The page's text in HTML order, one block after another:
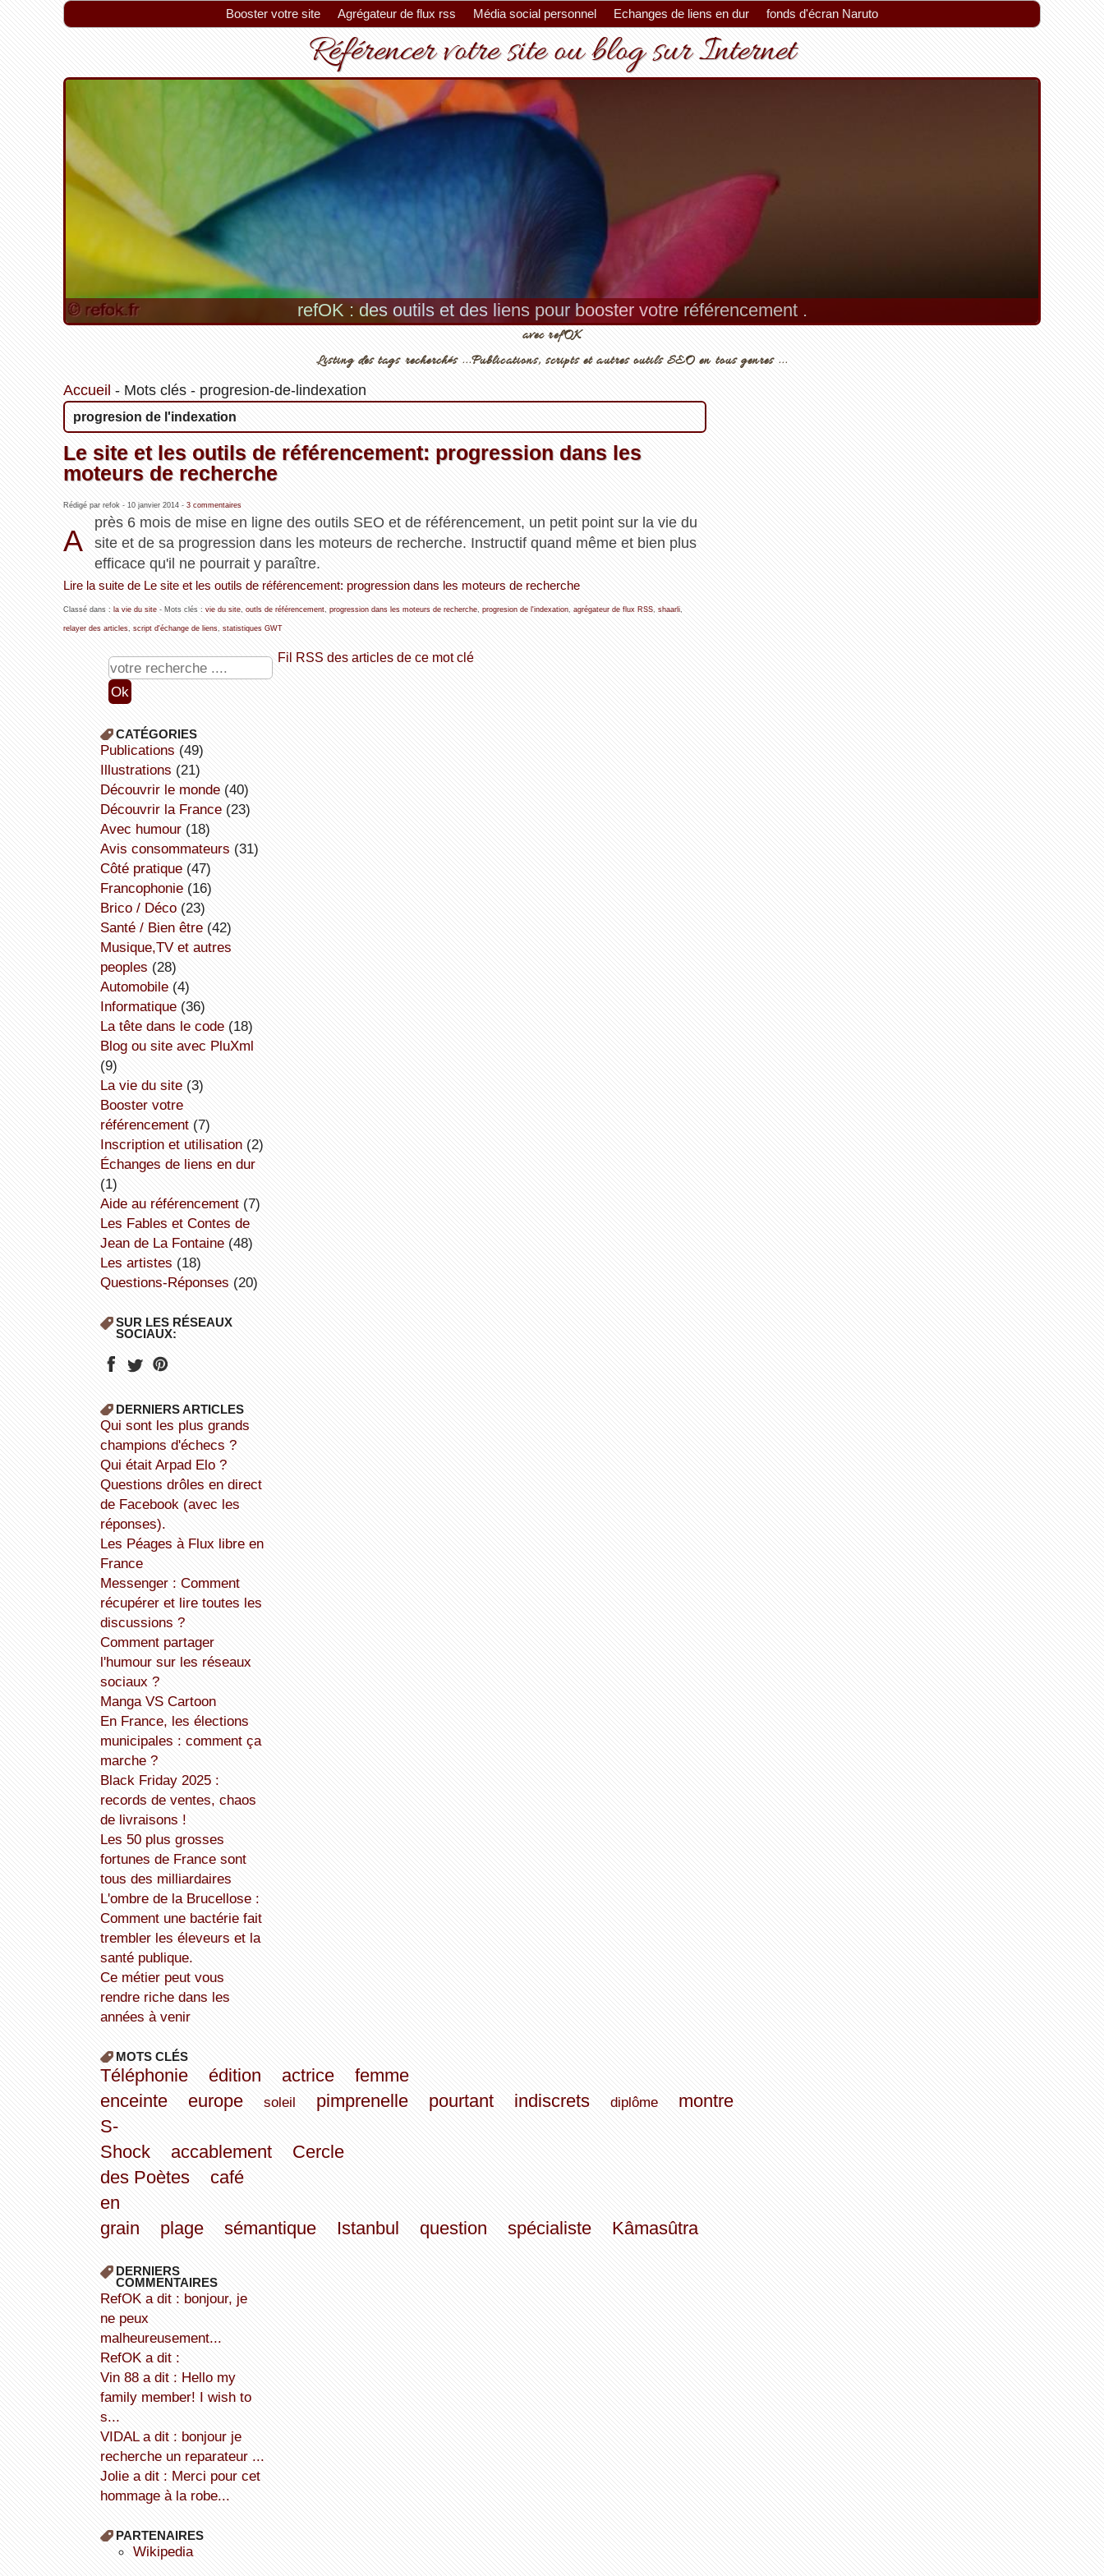
Booster votre site Agrégateur de flux rss Média social personnel Echanges de liens en dur fonds d'écran Naruto
Référencer votre site ou blog sur Internet
refOK : des outils et des liens pour booster votre référencement .
avec refOK
Listing des tags recherchés ...Publications, scripts et autres outils SEO en tous genres ...
Accueil - Mots clés- progresion-de-lindexation
progresion de l'indexation
Le site et les outils de référencement: progression dans les
moteurs de recherche
Rédigé par refok - 10 janvier 2014- 3 commentaires
A
près 6 mois de mise en ligne des outils SEO et de référencement, un petit point sur la vie du
site et de sa progression dans les moteurs de recherche. Instructif quand même et bien plus
efficace qu'il ne pourrait y paraître.
Lire la suite de Le site et les outils de référencement: progression dans les moteurs de recherche
Classé dans : la vie du site- Mots clés : vie du site, outls de référencement, progression dans les moteurs de recherche, progresion de l'indexation, agrégateur de flux RSS, shaarli,
relayer des articles, script d'échange de liens, statistiques GWT
Fil RSS des articles de ce mot clé
CATÉGORIES
publications (49)
illustrations (21)
découvrir le monde(40)
découvrir la France(23)
avec humour(18)
avis consommateurs (31)
côté pratique(47)
Francophonie(16)
Brico / Déco(23)
Santé / Bien être(42)
Musique,TV et autres
peoples (28)
Automobile(4)
informatique(36)
la tête dans le code(18)
Blog ou site avec PluXml
(9)
la vie du site(3)
booster votre
référencement(7)
inscription et utilisation(2)
échanges de liens en dur
(1)
aide au référencement(7)
Les Fables et Contes de
Jean de La Fontaine(48)
Les artistes (18)
Questions-Réponses (20)
SUR LES RÉSEAUX
SOCIAUX:
DERNIERS ARTICLES
Qui sont les plus grands
champions d'échecs ?
Qui était Arpad Elo ?
Questions drôles en direct
de Facebook (avec les
réponses).
Les Péages à Flux libre en
France
Messenger : Comment
récupérer et lire toutes les
discussions ?
Comment partager
l'humour sur les réseaux
sociaux ?
Manga VS Cartoon
En France, les élections
municipales : comment ça
marche ?
Black Friday 2025 :
records de ventes, chaos
de livraisons !
Les 50 plus grosses
fortunes de France sont
tous des milliardaires
L'ombre de la Brucellose :
Comment une bactérie fait
trembler les éleveurs et la
santé publique.
Ce métier peut vous
rendre riche dans les
années à venir
MOTS CLÉS
Téléphonie édition actrice
femme
enceinte
europe soleil pimprenelle pourtant indiscrets diplôme
montre
S-
Shock
accablement
Cercle
des Poètes
café
en
grain
plage sémantique Istanbul question spécialiste Kâmasûtra
DERNIERS
COMMENTAIRES
refOK a dit : bonjour, je
ne peux
malheureusement...
refOK a dit :
Vin 88 a dit : Hello my
family member! I wish to
s...
VIDAL a dit : bonjour je
recherche un reparateur ...
Jolie a dit : Merci pour cet
hommage à la robe...
PARTENAIRES
wikipedia